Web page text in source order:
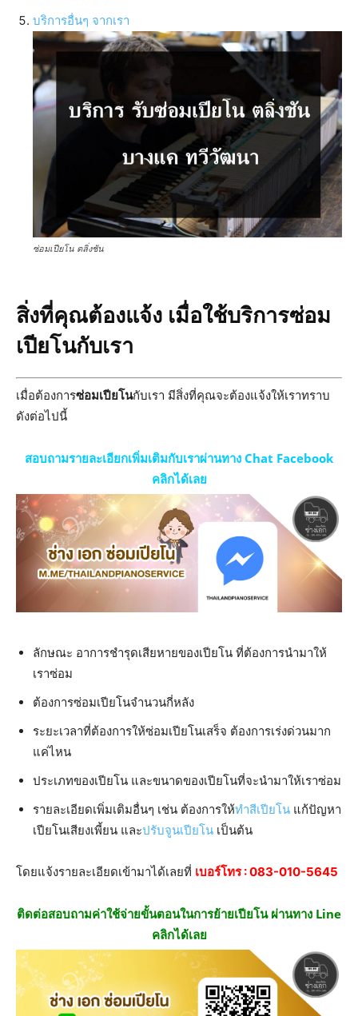
บริการอื่นๆ จากเรา
ซ่อมเปียโน ตลิ่งชัน
สิ่งที่คุณต้องแจ้ง เมื่อใช้บริการซ่อม
เปียโนกับเรา
เมื่อต้องการซ่อมเปียโนกับเรา มีสิ่งที่คุณจะต้องแจ้งให้เราทราบ
ดังต่อไปนี้
สอบถามรายละเอียกเพิ่มเติมกับเราผ่านทาง Chat Facebook
คลิกได้เลย
ลักษณะ อาการชำรุดเสียหายของเปียโน ที่ต้องการนำมาให้
เราซ่อม
ต้องการซ่อมเปียโนจำนวนกี่หลัง
ระยะเวลาที่ต้องการให้ซ่อมเปียโนเสร็จ ต้องการเร่งด่วนมาก
แค่ไหน
ประเภทของเปียโน และขนาดของเปียโนที่จะนำมาให้เราซ่อม
รายละเอียดเพิ่มเติมอื่นๆ เช่น ต้องการให้ทำสีเปียโน แก้ปัญหา
เปียโนเสียงเพี้ยน และปรับจูนเปียโน เป็นต้น
โดยแจ้งรายละเอียดเข้ามาได้เลยที่ เบอร์โทร :083-010-5645
ติดต่อสอบถามค่าใช้จ่ายขั้นตอนในการย้ายเปียโน ผ่านทาง Line
คลิกได้เลย